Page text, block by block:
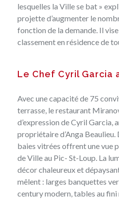
lesquelles la Ville se bat »
projette d’augmenter le
fonction de la demande. Il
classement en résidence de
Le Chef Cyril Garcia
Avec une capacité de 75
terrasse, le restaurant
d’expression de Cyril Garcia,
propriétaire d’Anga Beaulieu.
baies vitrées offrent une vue
de Ville au Pic- St-Loup. La
décor chaleureux et
mêlent : larges banquettes
century modern, tables au